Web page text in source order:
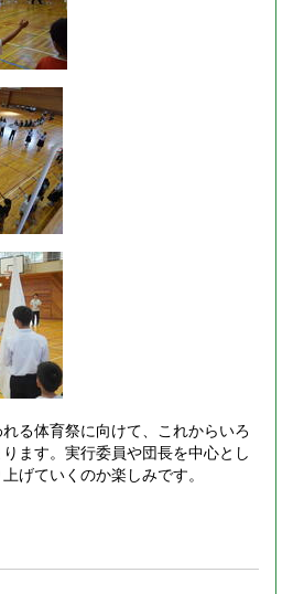
る体育祭に向けて、これからいろ
ます。実行委員や団長を中心とし
げていくのか楽しみです。